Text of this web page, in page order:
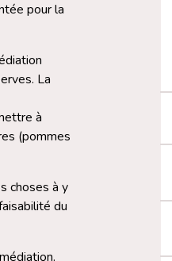
pour la
La
à
(pommes
choses à y
du